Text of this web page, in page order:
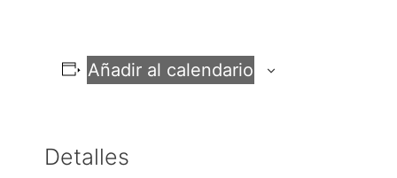
Añadir al calendario
Detalles